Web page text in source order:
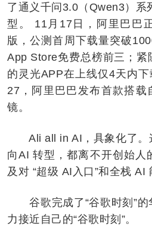
了通义千问3.0（Qwen3）系
型。 11月17日，阿里巴巴
版，公测首周下载量突破
App Store免费总榜前三；紧
的灵光APP在上线仅4天内
27，阿里巴巴发布首款搭载
镜。
Ali all in AI，具象化了。
向AI 转型，都离不开创始人
及对 “超级 AI入口”和全栈 AI
谷歌完成了“谷歌时刻”的
力接近自己的“谷歌时刻”。